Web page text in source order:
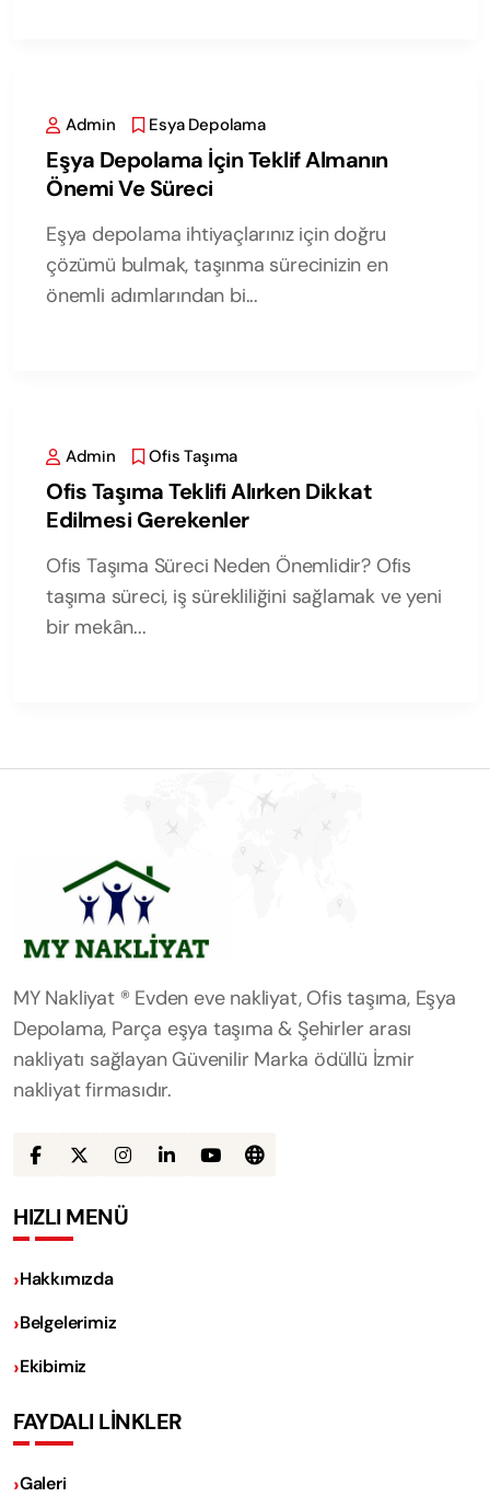
Admin Esya Depolama
Eşya Depolama İçin Teklif Almanın
Önemi Ve Süreci
Eşya depolama ihtiyaçlarınız için doğru
çözümü bulmak, taşınma sürecinizin en
önemli adımlarından bi...
Admin Ofis Taşıma
Ofis Taşıma Teklifi Alırken Dikkat
Edilmesi Gerekenler
Ofis Taşıma Süreci Neden Önemlidir? Ofis
taşıma süreci, iş sürekliliğini sağlamak ve yeni
bir mekân...
MY Nakliyat ® Evden eve nakliyat, Ofis taşıma, Eşya
Depolama, Parça eşya taşıma & Şehirler arası
nakliyatı sağlayan Güvenilir Marka ödüllü İzmir
nakliyat firmasıdır.
HIZLI MENÜ
Hakkımızda
Belgelerimiz
Ekibimiz
FAYDALI LİNKLER
Galeri